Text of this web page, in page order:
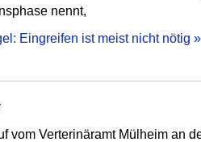
nennt,
Eingreifen ist meist nicht nötig »
vom Verterinäramt Mülheim an